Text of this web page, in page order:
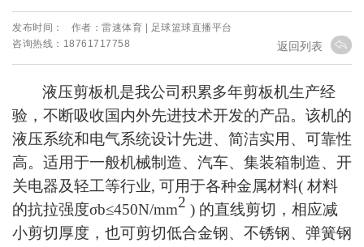
发布时间：
作者：雷速体育 | 足球篮球直播平台
咨询热线：18761717758
返回列表
液压剪板机是我公司积累多年剪板机生产经
验，不断吸收国内外先进技术开发的产品。该机的
液压系统和电气系统设计先进、简洁实用、可靠性
高。适用于一般机械制造、汽车、集装箱制造、开
关电器及轻工等行业, 可用于各种金属材料( 材料
的抗拉强度σb≤450N/mm2 ) 的直线剪切，相应减
小剪切厚度，也可剪切低合金钢、不锈钢、弹簧钢